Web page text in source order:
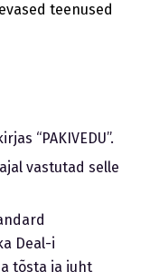
teenused
“PAKIVEDU”.
vastutad selle
Deal-i
tõsta ja juht